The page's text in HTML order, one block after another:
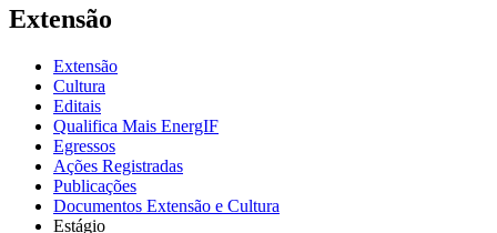
Extensão
Extensão
Cultura
Editais
Qualifica Mais EnergIF
Egressos
Ações Registradas
Publicações
Documentos Extensão e Cultura
Estágio